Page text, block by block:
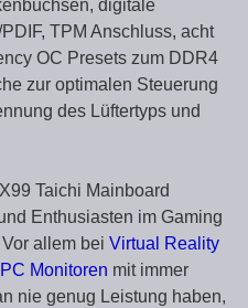
digitale
TPM Anschluss, acht
OC Presets zum DDR4
zur optimalen Steuerung
des Lüftertyps und
Taichi Mainboard
Enthusiasten im Gaming
allem bei Virtual Reality
PC Monitoren mit immer
nie genug Leistung haben,